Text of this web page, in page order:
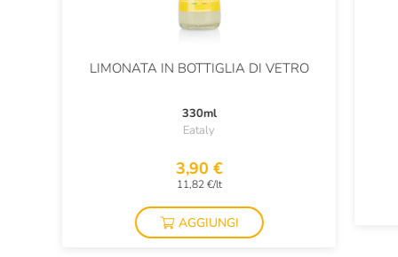
LIMONATA IN BOTTIGLIA DI VETRO
330ml
Eataly
3,90 €
11,82 €/lt
AGGIUNGI